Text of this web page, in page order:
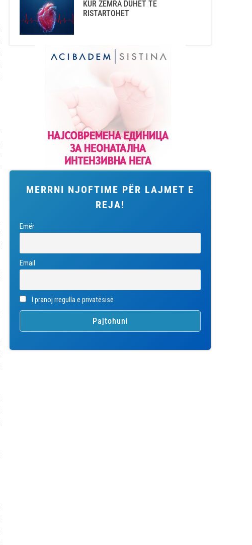
KUR ZEMRA DUHET TË
RISTARTOHET
MERRNI NJOFTIME PËR LAJMET E
REJA!
Emër
Email
I pranoj rregulla e privatësisë